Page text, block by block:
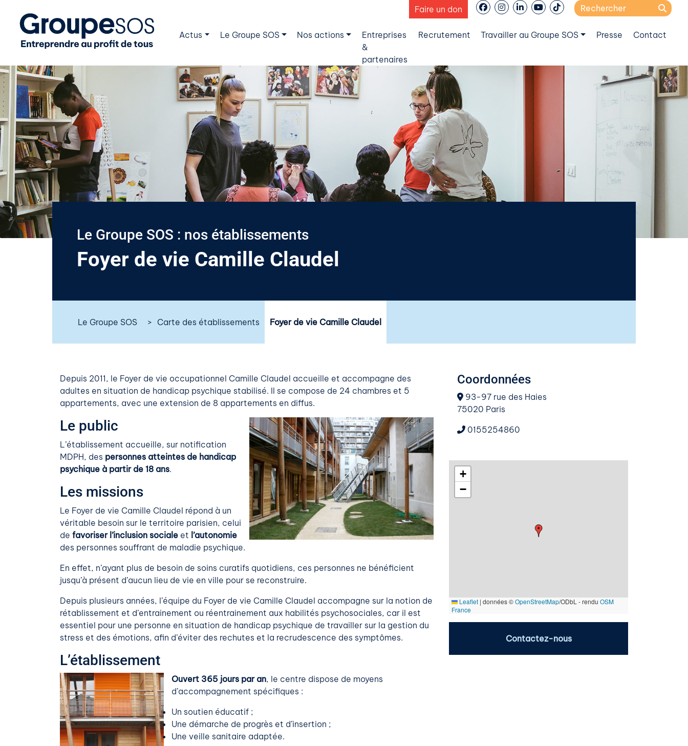
Faire un don
Search
Actus
Le Groupe SOS Nos actions
Entreprises
&
partenaires
Recrutement Travailler au Groupe SOS Presse Contact
Le Groupe SOS : nos établissements
Foyer de vie Camille Claudel
Le Groupe SOS Carte des établissements Foyer de vie Camille Claudel
Depuis 2011, le Foyer de vie occupationnel Camille Claudel accueille et accompagne des
adultes en situation de handicap psychique stabilisé. Il se compose de 24 chambres et 5
appartements, avec une extension de 8 appartements en diffus.
Le public
L’établissement accueille, sur notification
MDPH, des personnes atteintes de handicap
psychique à partir de 18 ans.
Les missions
Le Foyer de vie Camille Claudel répond à un
véritable besoin sur le territoire parisien, celui
de favoriser l’inclusion sociale et l’autonomie
des personnes souffrant de maladie psychique.
En effet, n’ayant plus de besoin de soins curatifs quotidiens, ces personnes ne bénéficient
jusqu’à présent d’aucun lieu de vie en ville pour se reconstruire.
Depuis plusieurs années, l’équipe du Foyer de vie Camille Claudel accompagne sur la notion de
rétablissement et d’entrainement ou réentrainement aux habilités psychosociales, car il est
essentiel pour une personne en situation de handicap psychique de travailler sur la gestion du
stress et des émotions, afin d’éviter des rechutes et la recrudescence des symptômes.
L’établissement
Ouvert 365 jours par an, le centre dispose de moyens
d’accompagnement spécifiques :
Un soutien éducatif ;
Une démarche de progrès et d’insertion ;
Une veille sanitaire adaptée.
Coordonnées
93-97 rue des Haies
75020 Paris
0155254860
+
−
Leaflet | données ©OpenStreetMap/ODbL - rendu OSM
France
Contactez-nous